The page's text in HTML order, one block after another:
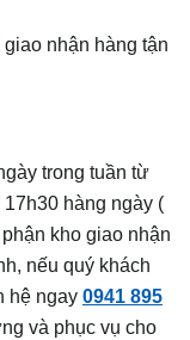
nhận hàng tận
trong tuần từ
hàng ngày (
kho giao nhận
nếu quý khách
hệ ngay 0941 895
và phục vụ cho